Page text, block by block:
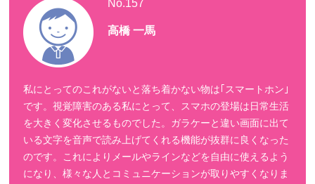
No.157
高橋 一馬
私にとってのこれがないと落ち着かない物は｢スマートホン｣
です。視覚障害のある私にとって、スマホの登場は日常生活
を大きく変化させるものでした。ガラケーと違い画面に出て
いる文字を音声で読み上げてくれる機能が抜群に良くなった
のです。これによりメールやラインなどを自由に使えるよう
になり、様々な人とコミュニケーションが取りやすくなりま